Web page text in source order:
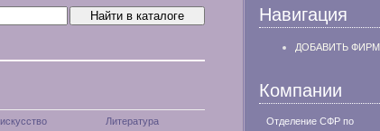
Литература
Навигация
ДОБАВИТЬ
Компании
Отделение СФР по